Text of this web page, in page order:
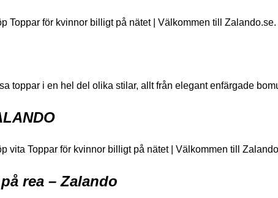
Toppar för kvinnor billigt på nätet | Välkommen till Zalando.se.
toppar i en hel del olika stilar, allt från elegant enfärgade
vita Toppar för kvinnor billigt på nätet | Välkommen till
rea – Zalando